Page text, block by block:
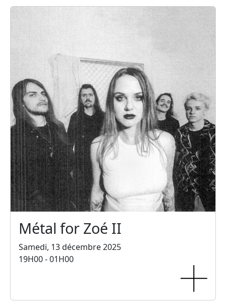
Métal for Zoé II
Samedi, 13 décembre 2025
19H00 - 01H00